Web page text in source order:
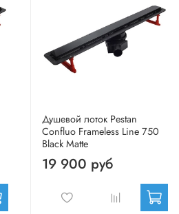
Душевой лоток Pestan
Confluo Frameless Line 750
Black Matte
19 900 руб